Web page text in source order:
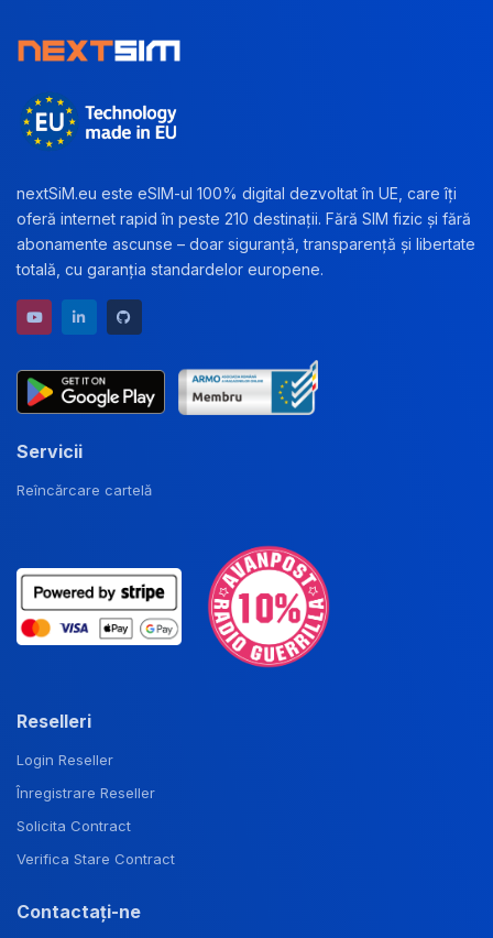
nextSiM.eu este eSIM-ul 100% digital dezvoltat în UE, care îți
oferă internet rapid în peste 210 destinații. Fără SIM fizic și fără
abonamente ascunse – doar siguranță, transparență și libertate
totală, cu garanția standardelor europene.
YouTube channel
LinkedIn profile
Servicii
Reîncărcare cartelă
Reselleri
Login Reseller
Înregistrare Reseller
Solicita Contract
Verifica Stare Contract
Contactați-ne